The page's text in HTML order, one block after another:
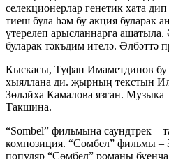
селекционерлар генетик хата
тиеш була һәм бу акция буларак
үтерелеп арысланнарга
буларак тәкъдим ителә. Әлбәттә
Кыскасы, Туфан Имаметдинов бу
хыяллана ди. җырның текстын
Зөләйха Камалова язган.
Такшина.
“Sombel” фильмына саундтрек –
композиция. “Сөмбел” фильмы
популяр “Сөмбел” романы